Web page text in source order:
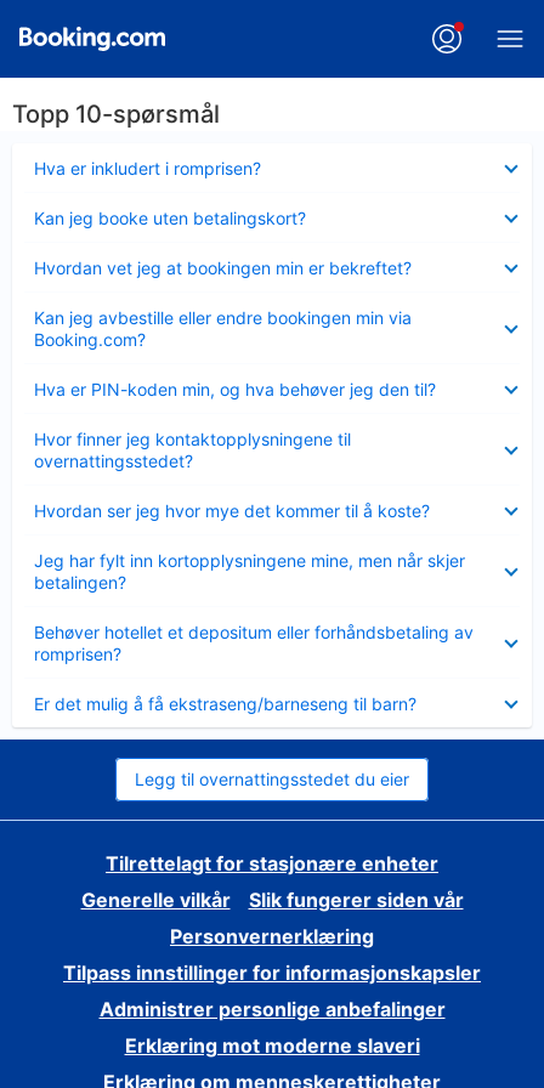
Topp 10-spørsmål
Hva er inkludert i romprisen?
mindre
Kan jeg booke uten betalingskort?
mindre
Hvordan vet jeg at bookingen min er bekreftet?
mindre
Kan jeg avbestille eller endre bookingen min via
Booking.com?
mindre
Hva er PIN-koden min, og hva behøver jeg den til?
mindre
Hvor finner jeg kontaktopplysningene til
overnattingsstedet?
mindre
Hvordan ser jeg hvor mye det kommer til å koste?
mindre
Jeg har fylt inn kortopplysningene mine, men når skjer
betalingen?
mindre
Behøver hotellet et depositum eller forhåndsbetaling av
romprisen?
mindre
Er det mulig å få ekstraseng/barneseng til barn?
mindre
Legg til overnattingsstedet du eier
Tilrettelagt for stasjonære enheter
Generelle vilkår
Slik fungerer siden vår
Personvernerklæring
Tilpass innstillinger for informasjonskapsler
Administrer personlige anbefalinger
Erklæring mot moderne slaveri
Erklæring om menneskerettigheter